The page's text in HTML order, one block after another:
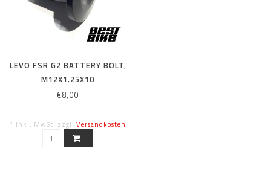
LEVO FSR G2 BATTERY BOLT,
M12X1.25X10
€8,00
* Inkl. MwSt. zzgl. Versandkosten